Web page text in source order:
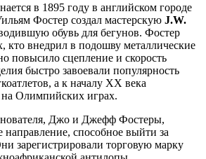
в 1895 году в английском городе
Фостер создал мастерскую J.W.
обувь для бегунов. Фостер
кто внедрил в подошву металлические
повысило сцепление и скорость
быстро завоевали популярность
а к началу XX века
на Олимпийских играх.
Джо и Джефф Фостеры,
направление, способное выйти за
зарегистрировали торговую марку